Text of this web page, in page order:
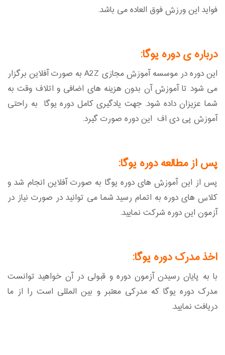
فواید این ورزش فوق العاده می باشد.
درباره ی دوره یوگا:
این دوره در موسسه آموزش مجازی A2Z به صورت آفلاین برگزار
می شود تا آموزش آن بدون هزینه های اضافی و اتلاف وقت به
شما عزیزان داده شود. جهت یادگیری کامل دوره یوگا به راحتی
آموزش پی دی اف این دوره صورت گیرد.
پس از مطالعه دوره یوگا:
پس از این آموزش های دوره یوگا به صورت آفلاین انجام شد و
کلاس های دوره به اتمام رسید شما می توانید در صورت نیاز در
آزمون این دوره شرکت نمایید.
اخذ مدرک دوره یوگا:
با به پایان رسیدن آزمون دوره و قبولی در آن خواهید توانست
مدرک دوره یوگا که مدرکی معتبر و بین المللی است را از ما
دریافت نمایید.